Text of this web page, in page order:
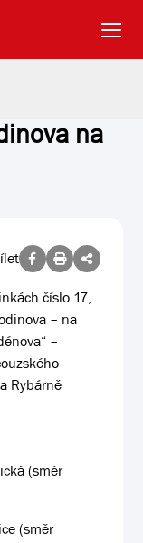
na
číslo 17,
– na
–
Rybárně
(směr
(směr